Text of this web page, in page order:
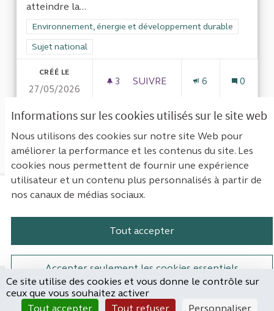
Informations sur les cookies utilisés sur le site web
Nous utilisons des cookies sur notre site Web pour
améliorer la performance et les contenus du site. Les
cookies nous permettent de fournir une expérience
utilisateur et un contenu plus personnalisés à partir de
nos canaux de médias sociaux.
Tout accepter
Accepter seulement les cookies essentiels
Paramètres
atteindre la...
Filtrer les résultats de la catégorie : Environnement, énergie
Environnement, énergie et développement durable
Filtrer les résultats pour le secteur : Sujet national
Sujet national
CRÉÉ LE
27/05/2026
3 3 ABONNÉS
SUIVRE
6 0
VOIR LA PROPOSITION
Mentions légales
Paramètres des cookies
Plateforme de participation de la
Plateforme de participation de la
Plateforme de participation
Plateforme de
Site réalisé par
Open Source Politics
(Lien externe)
Ce site utilise des cookies et vous donne le contrôle sur
ceux que vous souhaitez activer
Tout accepter
Tout refuser Personnaliser